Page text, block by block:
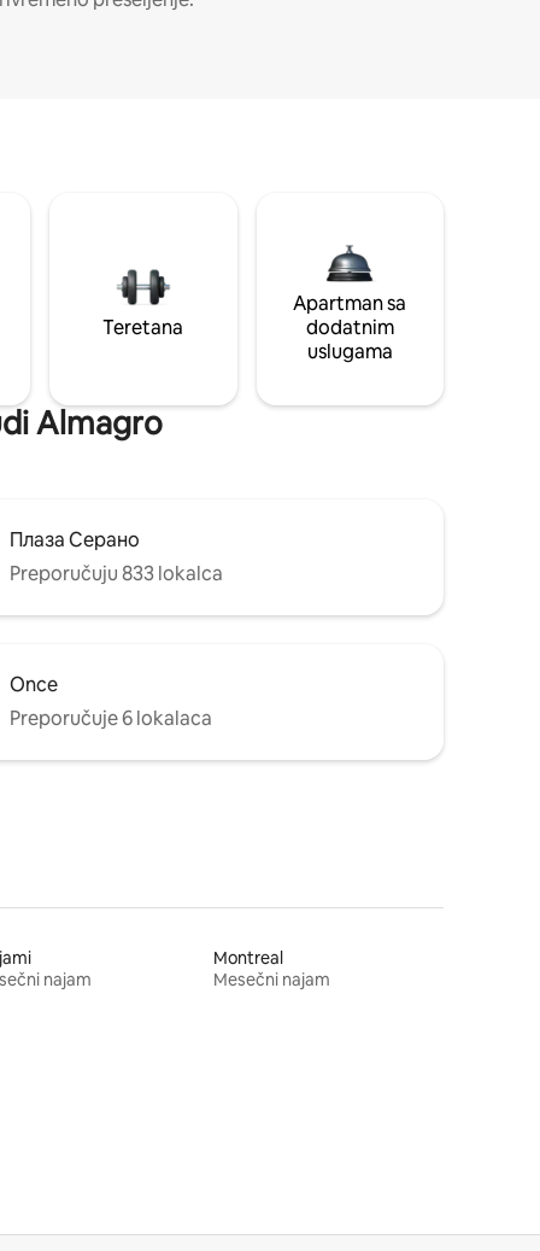
Teretana
Apartman sa
dodatnim
uslugama
Almagro
Плаза Серано
Preporučuju 833 lokalca
Once
Preporučuje 6 lokalaca
najam
Montreal
Mesečni najam